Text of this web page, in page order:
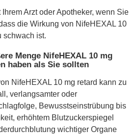
Arzt oder Apotheker, wenn Sie
die Wirkung von NifeHEXAL 10
schwach ist.
Menge NifeHEXAL 10 mg
haben als Sie sollten
NifeHEXAL 10 mg retard kann zu
verlangsamter oder
Bewusstseinstrübung bis
erhöhtem Blutzuckerspiegel
wichtiger Organe